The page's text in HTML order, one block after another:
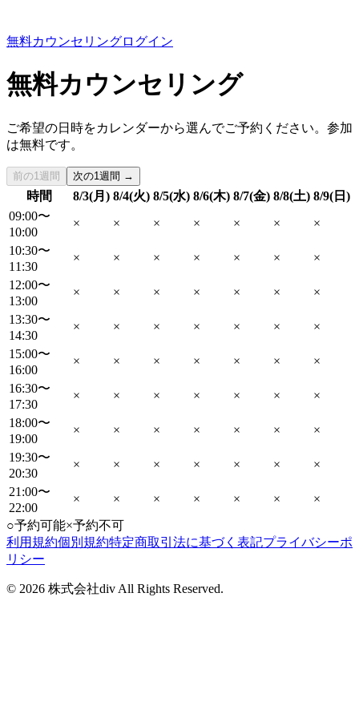
無料カウンセリングログイン
無料カウンセリング
ご希望の日時をカレンダーから選んでご予約ください。参加
は無料です。
前の1週間 次の1週間 →
時間 8/3(月) 8/4(火) 8/5(水) 8/6(木) 8/7(金) 8/8(土) 8/9(日)
09:00〜
10:00
× × × × × ×
×
10:30〜
11:30
× × × × × ×
×
12:00〜
13:00
× × × × × ×
×
13:30〜
14:30
× × × × × ×
×
15:00〜
16:00
× × × × × ×
×
16:30〜
17:30
× × × × × ×
×
18:00〜
19:00
× × × × × ×
×
19:30〜
20:30
× × × × × ×
×
21:00〜
22:00
× × × × × ×
×
○予約可能×予約不可
利用規約個別規約特定商取引法に基づく表記プライバシーポ
リシー
© 2026 株式会社div All Rights Reserved.